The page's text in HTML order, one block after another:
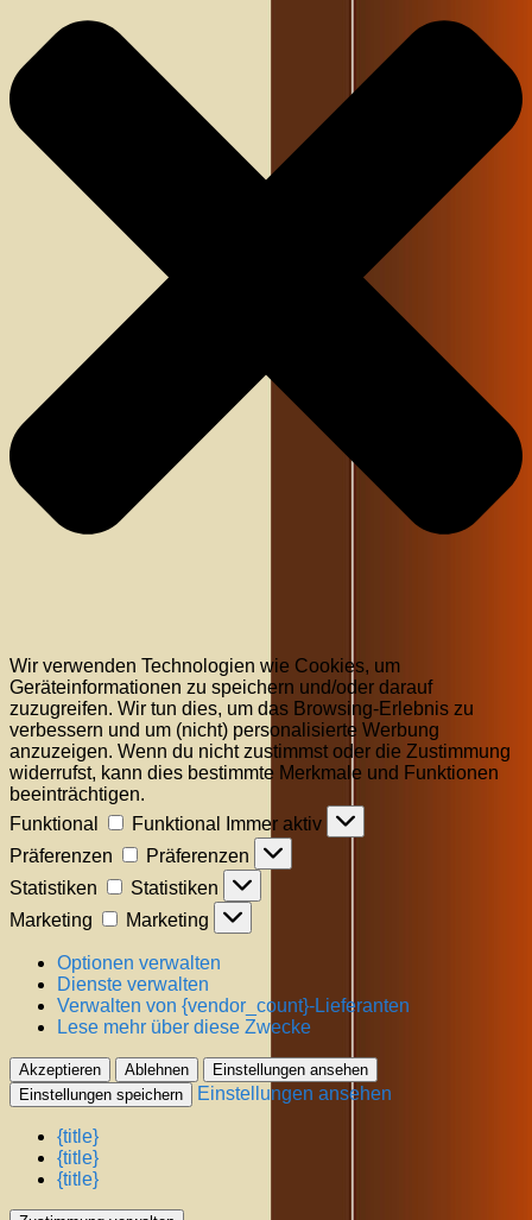
Wir verwenden Technologien wie Cookies, um
Geräteinformationen zu speichern und/oder darauf
zuzugreifen. Wir tun dies, um das Browsing-Erlebnis zu
verbessern und um (nicht) personalisierte Werbung
anzuzeigen. Wenn du nicht zustimmst oder die Zustimmung
widerrufst, kann dies bestimmte Merkmale und Funktionen
beeinträchtigen.
Funktional
Funktional
Immer aktiv
Präferenzen
Präferenzen
Statistiken
Statistiken
Marketing
Marketing
Optionen verwalten
Dienste verwalten
Verwalten von {vendor_count}-Lieferanten
Lese mehr über diese Zwecke
Akzeptieren Ablehnen
Einstellungen ansehen
Einstellungen speichern
Einstellungen ansehen
{title}
{title}
{title}